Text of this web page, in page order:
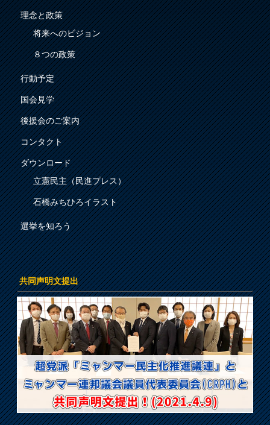
理念と政策
将来へのビジョン
８つの政策
行動予定
国会見学
後援会のご案内
コンタクト
ダウンロード
立憲民主（民進プレス）
石橋みちひろイラスト
選挙を知ろう
共同声明文提出